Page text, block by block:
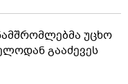
უცხო
გააძევეს